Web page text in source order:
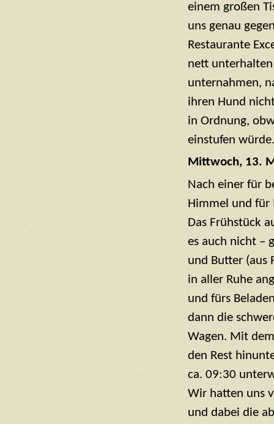
einem großen
uns genau
Restaurante
nett
unternahmen,
ihren Hund
in Ordnung,
einstufen würde.
Mittwoch, 13.
Nach einer für
Himmel und für
Das Frühstück
es auch nicht –
und Butter (aus
in aller Ruhe
und fürs
dann die
Wagen. Mit
den Rest
ca. 09:30
Wir hatten uns
und dabei die